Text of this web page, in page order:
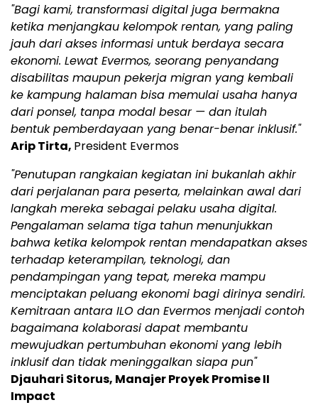
"Bagi kami, transformasi digital juga bermakna
ketika menjangkau kelompok rentan, yang paling
jauh dari akses informasi untuk berdaya secara
ekonomi. Lewat Evermos, seorang penyandang
disabilitas maupun pekerja migran yang kembali
ke kampung halaman bisa memulai usaha hanya
dari ponsel, tanpa modal besar — dan itulah
bentuk pemberdayaan yang benar-benar inklusif."
Arip Tirta, President Evermos
"Penutupan rangkaian kegiatan ini bukanlah akhir
dari perjalanan para peserta, melainkan awal dari
langkah mereka sebagai pelaku usaha digital.
Pengalaman selama tiga tahun menunjukkan
bahwa ketika kelompok rentan mendapatkan akses
terhadap keterampilan, teknologi, dan
pendampingan yang tepat, mereka mampu
menciptakan peluang ekonomi bagi dirinya sendiri.
Kemitraan antara ILO dan Evermos menjadi contoh
bagaimana kolaborasi dapat membantu
mewujudkan pertumbuhan ekonomi yang lebih
inklusif dan tidak meninggalkan siapa pun"
Djauhari Sitorus, Manajer Proyek Promise II
Impact